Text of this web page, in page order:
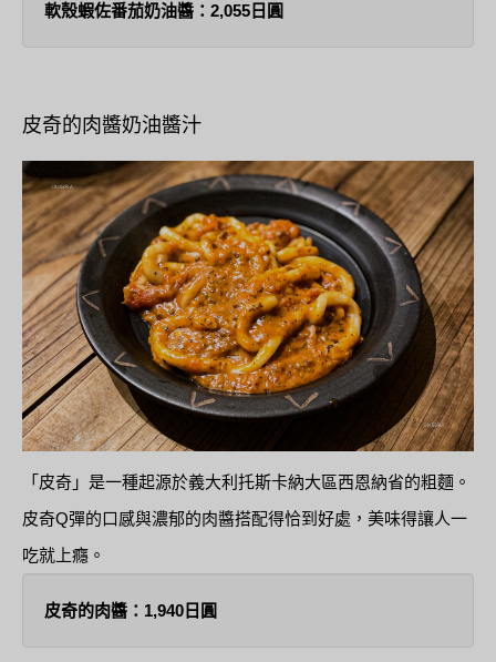
軟殼蝦佐番茄奶油醬：2,055日圓
皮奇的肉醬奶油醬汁
「皮奇」是一種起源於義大利托斯卡納大區西恩納省的粗麵。
皮奇Q彈的口感與濃郁的肉醬搭配得恰到好處，美味得讓人一
吃就上癮。
皮奇的肉醬：1,940日圓